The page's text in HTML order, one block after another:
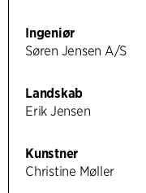
Ingeniør
Søren Jensen A/S
Landskab
Erik Jensen
Kunstner
Christine Møller